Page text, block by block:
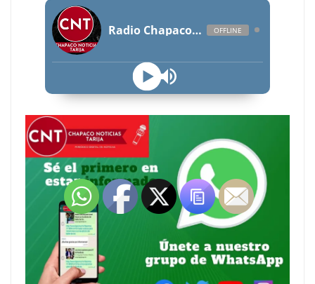
Radio Chapaco Noticias Las 24 horas en vivo OFFLINE